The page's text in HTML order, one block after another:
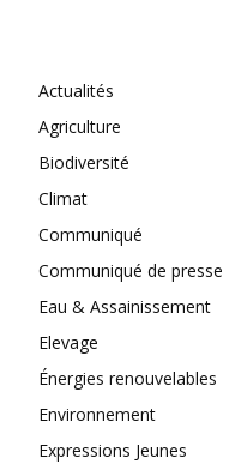
Actualités
Agriculture
Biodiversité
Climat
Communiqué
Communiqué de presse
Eau & Assainissement
Elevage
Énergies renouvelables
Environnement
Expressions Jeunes